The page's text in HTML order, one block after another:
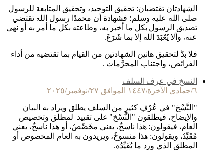
الشهادتان تقتضيان: تحقيق التوحيد، وتحقيق المتابعة للرسول
صلى الله عليه وسلم؛ فشهادة أن محمدًا رسول الله تقتضي
تصديق الرسول بكل ما أخبر به، وطاعته بكل ما أمر به أو نهى
عنه، وألا يُعْبَدَ الله إلا بما شَرَعَ.
فلا بدَّ لتحقيق هاتين الشهادتين من القيام بما تقتضيه من أداء
الفرائض، واجتناب المحرَّمات .
النسخ في عرف السلف
٦/جمادى الآخرة/١٤٤٧ الموافق ٢٧/نوفمبر/٢٠٢٥
"النَّسْخ" في عُرْفِ كثيرٍ من السلف يطلق ويراد به البيان
والإيضاح، فيطلقون "النَّسْخ" على تقييد المطلق وتخصيص
العام، فيقولون: هذا ناسخٌ، يعني مخَصِّصٌ، أو هذا ناسخٌ، يعني
مُقَيِّدٌ، ويقولون: هذا منسوخٌ، ويريدون به العام المخصوص أو
المطلق الذي ورد ما يُقَيِّدُه.